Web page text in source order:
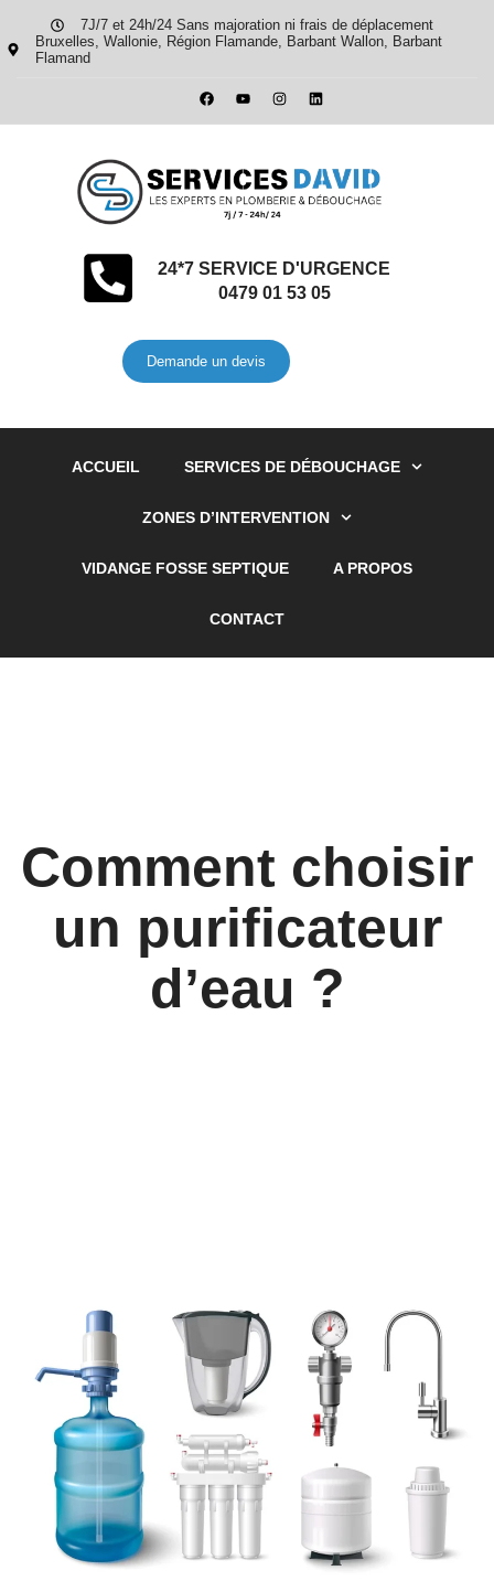
7J/7 et 24h/24 Sans majoration ni frais de déplacement
Bruxelles, Wallonie, Région Flamande, Barbant Wallon, Barbant
Flamand
24*7 SERVICE D'URGENCE
0479 01 53 05
Demande un devis
ACCUEIL SERVICES DE DÉBOUCHAGE
ZONES D’INTERVENTION
VIDANGE FOSSE SEPTIQUE A PROPOS
CONTACT
Comment choisir
un purificateur
d’eau ?